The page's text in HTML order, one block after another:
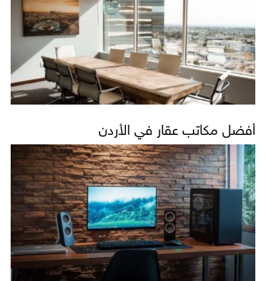
أفضل مكاتب عقار في الأردن